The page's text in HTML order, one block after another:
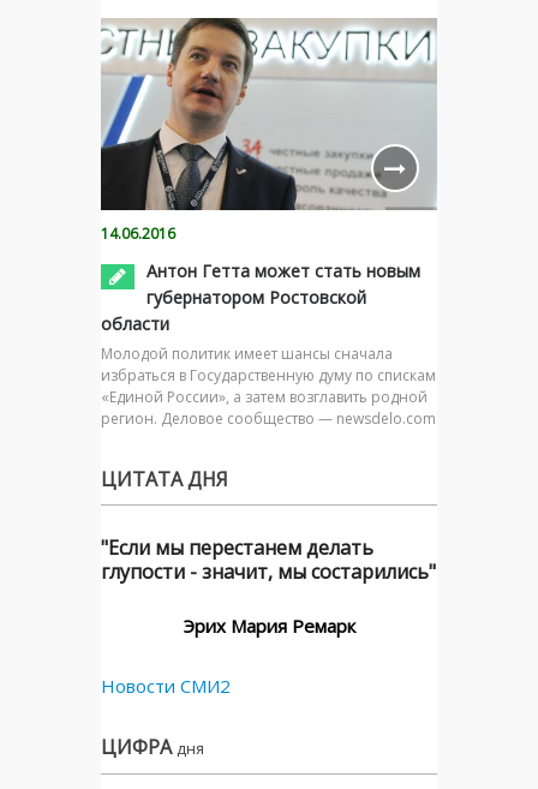
14.06.2016
Антон Гетта может стать новым
губернатором Ростовской
области
Молодой политик имеет шансы сначала
избраться в Государственную думу по спискам
«Единой России», а затем возглавить родной
регион. Деловое сообщество — newsdelo.com
ЦИТАТА ДНЯ
"Если мы перестанем делать
глупости - значит, мы состарились"
Эрих Мария Ремарк
Новости СМИ2
ЦИФРА дня